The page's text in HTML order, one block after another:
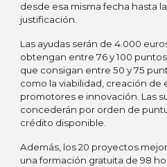
desde esa misma fecha hasta
justificación.
Las ayudas serán de 4.000
obtengan entre 76 y 100
que consigan entre 50 y 75
como la viabilidad, creación de
promotores e innovación. Las
concederán por orden de
crédito disponible.
Además, los 20 proyectos
una formación gratuita de 98